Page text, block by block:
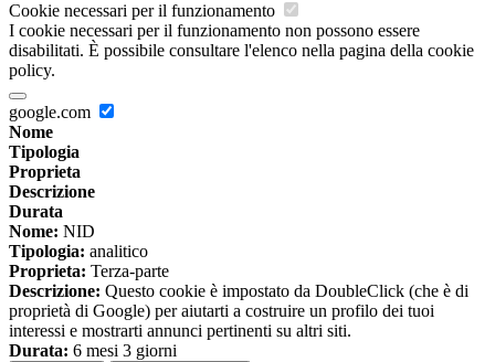
Cookie necessari per il funzionamento
I cookie necessari per il funzionamento non possono essere
disabilitati. È possibile consultare l'elenco nella pagina della cookie
policy.
google.com
Nome
Tipologia
Proprieta
Descrizione
Durata
Nome: NID
Tipologia: analitico
Proprieta: Terza-parte
Descrizione: Questo cookie è impostato da DoubleClick (che è di
proprietà di Google) per aiutarti a costruire un profilo dei tuoi
interessi e mostrarti annunci pertinenti su altri siti.
Durata: 6 mesi 3 giorni